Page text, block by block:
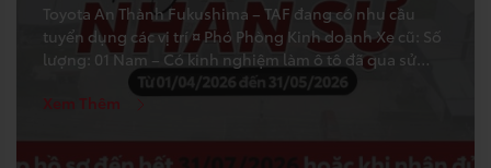
Toyota An Thành Fukushima – TAF đang có nhu cầu
tuyển dụng các vị trí ¤ Phó Phòng Kinh doanh Xe cũ: Số
lượng: 01 Nam – Có kinh nghiệm làm ô tô đã qua sử
dụng tối thiểu 5 năm. – Có mối quan hệ tốt với nhiều
hãng xe. – Tốt nghiệp Cao […]
Xem Thêm